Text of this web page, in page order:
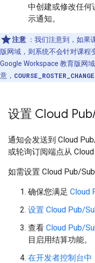
中创建或修改任何
示通知。
注意 ：我们注意到，如果
版网域，则系统不会针对课程
Google Workspace 教育版网
意，
设置 Cloud Pub
通知会发送到 Cloud
或轮询订阅端点从
如需设置 Cloud Pub/
确保您满足 Cloud
设置 Cloud Pub/
查看 Cloud Pub/
目启用结算功能。
在开发者控制台中